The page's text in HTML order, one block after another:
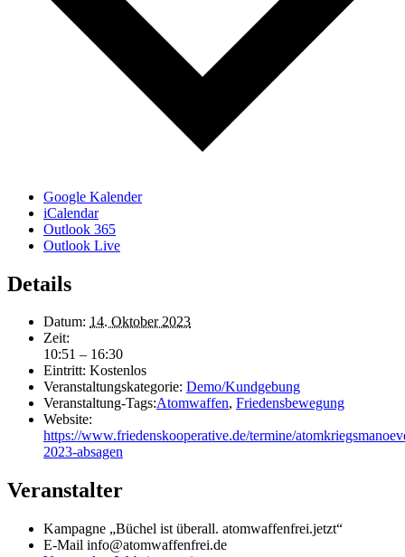
Google Kalender
iCalendar
Outlook 365
Outlook Live
Details
Datum: 14. Oktober 2023
Zeit:
10:51 – 16:30
Eintritt: Kostenlos
Veranstaltungskategorie: Demo/Kundgebung
Veranstaltung-Tags:Atomwaffen, Friedensbewegung
Website:
https://www.friedenskooperative.de/termine/
2023-absagen
Veranstalter
Kampagne „Büchel ist überall. atomwaffenfrei.jetzt“
E-Mail info@atomwaffenfrei.de